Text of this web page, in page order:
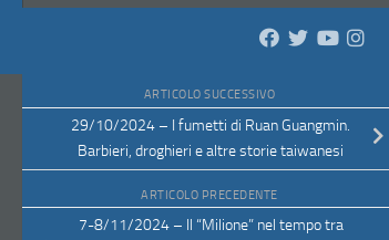
ARTICOLO SUCCESSIVO
29/10/2024 – I fumetti di Ruan Guangmin.
Barbieri, droghieri e altre storie taiwanesi
ARTICOLO PRECEDENTE
7-8/11/2024 – Il “Milione” nel tempo tra